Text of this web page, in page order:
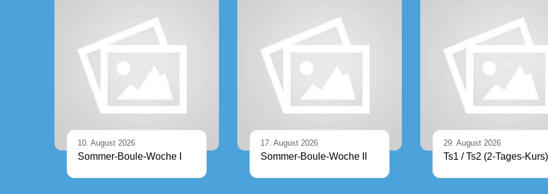
10. August 2026
Sommer-Boule-Woche I
17. August 2026
Sommer-Boule-Woche II
29. August 2026
Ts1 / Ts2 (2-Tages-Kurs)